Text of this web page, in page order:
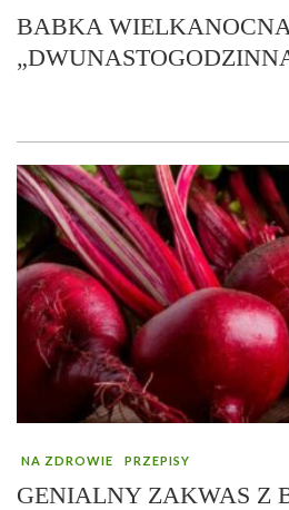
BABKA WIELKANOCNA
NA ZDROWIE PRZEPISY
GENIALNY ZAKWAS Z